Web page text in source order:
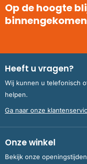
Op de hoogte
Heeft u vragen?
Wij kunnen u telefonisch
helpen.
Ga naar onze
Onze winkel
Bekijk onze